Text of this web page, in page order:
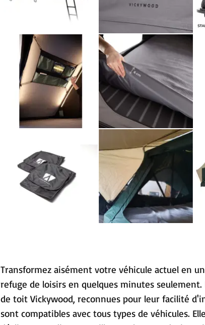
Transformez aisément votre véhicule actuel en
refuge de loisirs en quelques minutes
de toit Vickywood, reconnues pour leur facilité
sont compatibles avec tous types de véhicules.